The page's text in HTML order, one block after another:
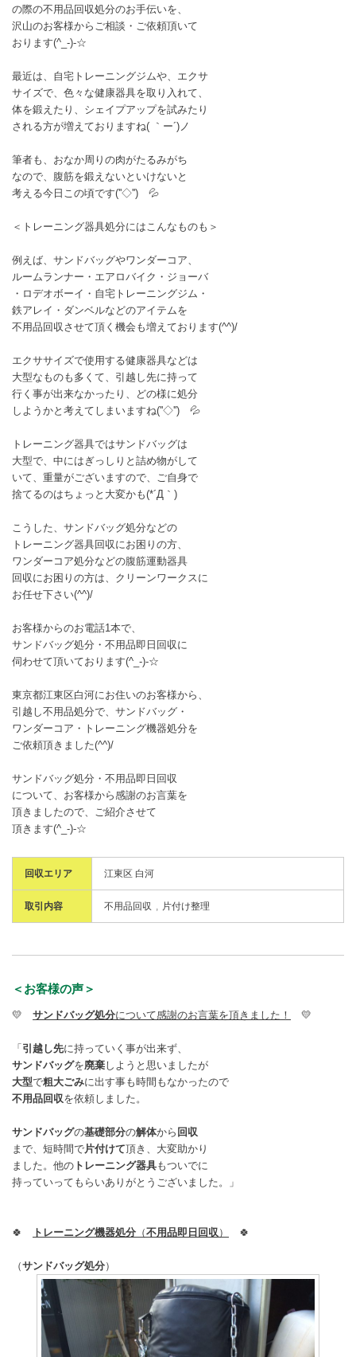
の際の不用品回収処分のお手伝いを、
沢山のお客様からご相談・ご依頼頂いて
おります(^_-)-☆
最近は、自宅トレーニングジムや、エクサ
サイズで、色々な健康器具を取り入れて、
体を鍛えたり、シェイプアップを試みたり
される方が増えておりますね( ｀ー´)ノ
筆者も、おなか周りの肉がたるみがち
なので、腹筋を鍛えないといけないと
考える今日この頃です(''◇'')ゞ💦
＜トレーニング器具処分にはこんなものも＞
例えば、サンドバッグやワンダーコア、
ルームランナー・エアロバイク・ジョーバ
・ロデオボーイ・自宅トレーニングジム・
鉄アレイ・ダンベルなどのアイテムを
不用品回収させて頂く機会も増えております(^^)/
エクササイズで使用する健康器具などは
大型なものも多くて、引越し先に持って
行く事が出来なかったり、どの様に処分
しようかと考えてしまいますね(''◇'')ゞ💦
トレーニング器具ではサンドバッグは
大型で、中にはぎっしりと詰め物がして
いて、重量がございますので、ご自身で
捨てるのはちょっと大変かも(*´Д｀)
こうした、サンドバッグ処分などの
トレーニング器具回収にお困りの方、
ワンダーコア処分などの腹筋運動器具
回収にお困りの方は、クリーンワークスに
お任せ下さい(^^)/
お客様からのお電話1本で、
サンドバッグ処分・不用品即日回収に
伺わせて頂いております(^_-)-☆
東京都江東区白河にお住いのお客様から、
引越し不用品処分で、サンドバッグ・
ワンダーコア・トレーニング機器処分を
ご依頼頂きました(^^)/
サンドバッグ処分・不用品即日回収
について、お客様から感謝のお言葉を
頂きましたので、ご紹介させて
頂きます(^_-)-☆
回収エリア 江東区 白河
取引内容 不用品回収 片付け整理
＜お客様の声＞
💛 サンドバッグ処分について感謝のお言葉を頂きました！ 💛
「 引越し先に持っていく事が出来ず、
サンドバッグを廃棄しようと思いましたが
大型で粗大ごみに出す事も時間もなかったので
不用品回収を依頼しました。
サンドバッグの基礎部分の解体から 回収
まで、短時間で片付けて頂き、大変助かり
ました。他の トレーニング器具もついでに
持っていってもらいありがとうございました。」
🍀 トレーニング機器処分 （不用品即日回収） 🍀
（サンドバッグ処分）